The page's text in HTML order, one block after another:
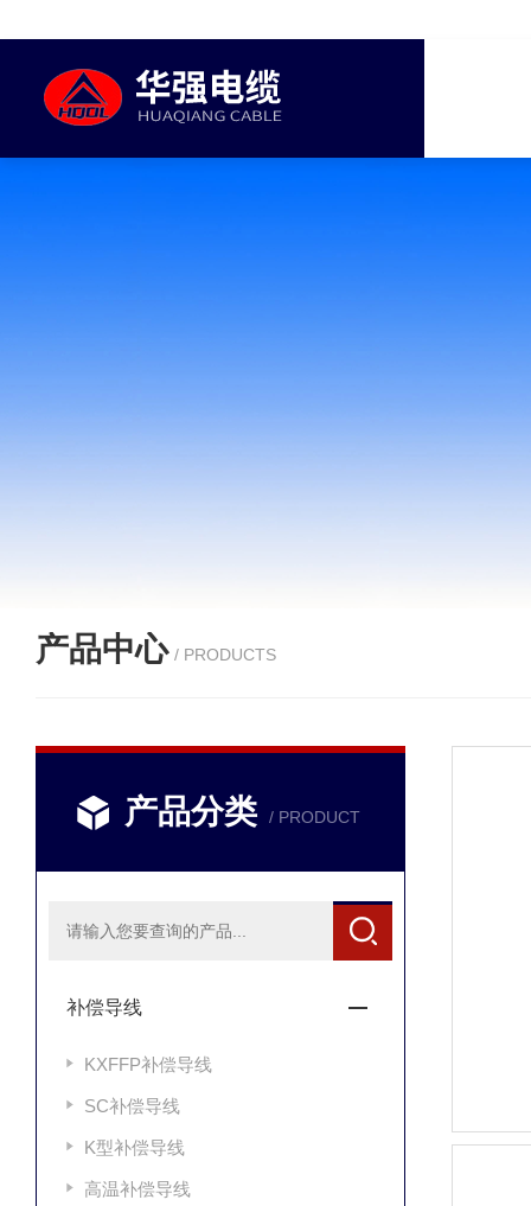
产品中心 / PRODUCTS
产品分类 / PRODUCT
补偿导线
KXFFP补偿导线
SC补偿导线
K型补偿导线
高温补偿导线